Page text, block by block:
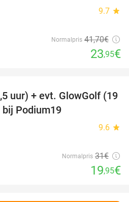
9.7 star
Normalpris 41,70€
23,95€
36%
uur) + evt. GlowGolf (19
Podium19
9.6 star
Normalpris 31€
19,95€